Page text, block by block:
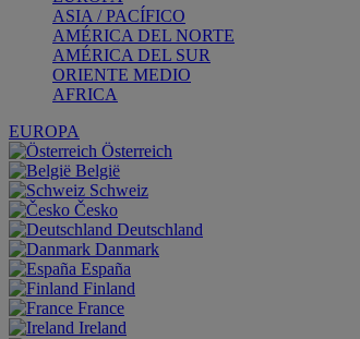
ASIA / PACÍFICO
AMÉRICA DEL NORTE
AMÉRICA DEL SUR
ORIENTE MEDIO
AFRICA
EUROPA
Österreich
België
Schweiz
Česko
Deutschland
Danmark
España
Finland
France
Ireland